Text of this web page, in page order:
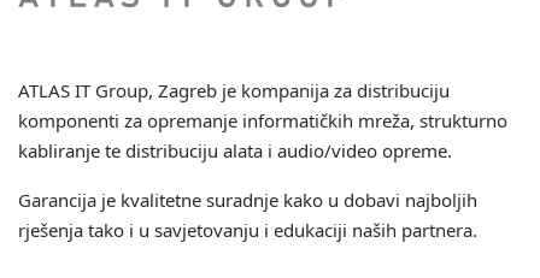
ATLAS IT Group, Zagreb je kompanija za distribuciju
komponenti za opremanje informatičkih mreža, strukturno
kabliranje te distribuciju alata i audio/video opreme.
Garancija je kvalitetne suradnje kako u dobavi najboljih
rješenja tako i u savjetovanju i edukaciji naših partnera.